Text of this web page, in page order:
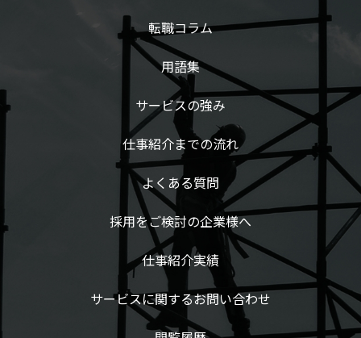
転職コラム
用語集
サービスの強み
仕事紹介までの流れ
よくある質問
採用をご検討の企業様へ
仕事紹介実績
サービスに関するお問い合わせ